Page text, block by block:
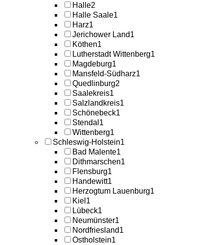
Halle2
Halle Saale1
Harz1
Jerichower Land1
Köthen1
Lutherstadt Wittenberg1
Magdeburg1
Mansfeld-Südharz1
Quedlinburg2
Saalekreis1
Salzlandkreis1
Schönebeck1
Stendal 1
Wittenberg1
Schleswig-Holstein1
Bad Malente1
Dithmarschen1
Flensburg1
Handewitt1
Herzogtum Lauenburg1
Kiel 1
Lübeck1
Neumünster1
Nordfriesland1
Ostholstein1